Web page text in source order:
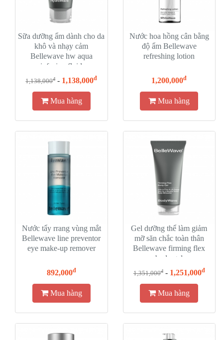
Sữa dưỡng ẩm dành cho da
khô và nhạy cảm
Bellewave hw aqua
infusion fluid
1,138,000đ- 1,138,000đ
Mua hàng
Nước hoa hồng cân bằng
độ ẩm Bellewave
refreshing lotion
1,200,000đ
Mua hàng
Nước tẩy rrang vùng mắt
Bellewave line preventor
eye make-up remover
892,000đ
Mua hàng
Gel dưỡng thể làm giảm
mỡ săn chắc toàn thân
Bellewave firming flex
body gel
1,351,000đ- 1,251,000đ
Mua hàng